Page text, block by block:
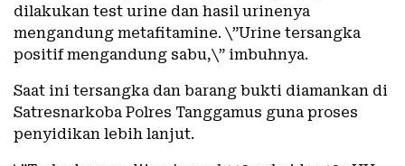
dilakukan test urine dan hasil urinenya
mengandung metafitamine. \”Urine tersangka
positif mengandung sabu,\” imbuhnya.
Saat ini tersangka dan barang bukti diamankan di
Satresnarkoba Polres Tanggamus guna proses
penyidikan lebih lanjut.